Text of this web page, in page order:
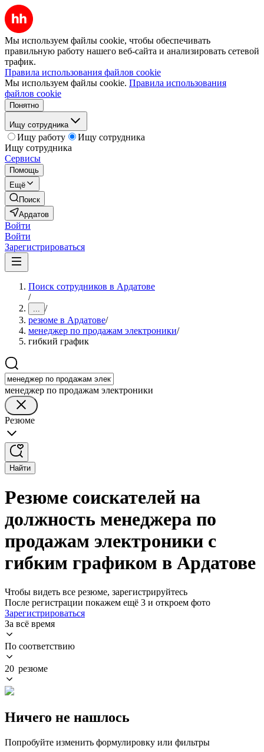
Мы используем файлы cookie, чтобы обеспечивать
правильную работу нашего веб-сайта и анализировать сетевой
трафик.
Правила использования файлов cookie
Мы используем файлы cookie. Правила использования
файлов cookie
Понятно
Ищу сотрудника
Ищу работу
Ищу сотрудника
Ищу сотрудника
Сервисы
Помощь
Ещё
Поиск
Ардатов
Войти
Войти
Зарегистрироваться
Поиск сотрудников в Ардатове
/
... /
резюме в Ардатове/
менеджер по продажам электроники/
гибкий график
менеджер по продажам электроники
Резюме
Найти
Резюме соискателей на
должность менеджера по
продажам электроники с
гибким графиком в Ардатове
Чтобы видеть все резюме, зарегистрируйтесь
После регистрации покажем ещё 3 и откроем фото
Зарегистрироваться
За всё время
По соответствию
20 резюме
Ничего не нашлось
Попробуйте изменить формулировку или фильтры